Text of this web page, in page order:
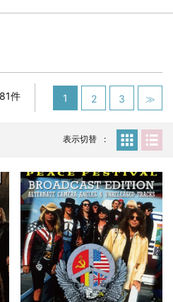
3日 カーディフ公演 IEM/AUD 完
2024.6.20
ツ ROCK AM RING 公演 FHD 完
月1日 英国シェフィールド公演 完
2024.6.9
W.O.A. 公演 FHD 完全収録！
2024.6.9
3日 ドイツ W.O.A. 公演 FHD 完
2024.6.9
コロラド州 2公演 SBD 完全収録！
2024.11.9
1 2 3 ≫
件
表示切替